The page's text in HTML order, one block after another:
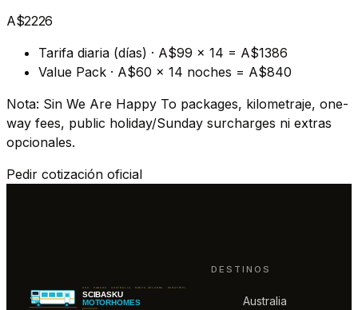
A$2226
Tarifa diaria (días) · A$99 × 14 = A$1386
Value Pack · A$60 × 14 noches = A$840
Nota: Sin We Are Happy To packages, kilometraje, one-
way fees, public holiday/Sunday surcharges ni extras
opcionales.
Pedir cotización oficial
DESTINOS
Australia